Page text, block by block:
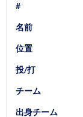
#
名前
位置
投/打
チーム
出身チーム